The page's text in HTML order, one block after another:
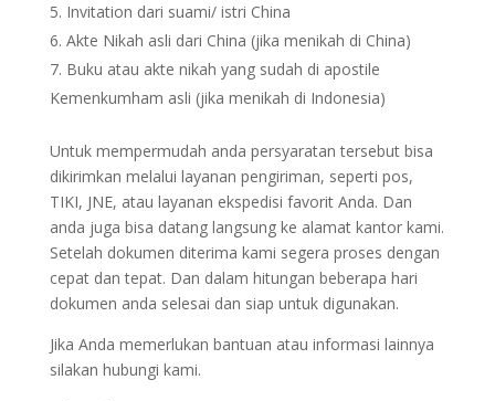
Invitation dari suami/ istri China
Akte Nikah asli dari China (jika menikah di China)
Buku atau akte nikah yang sudah di apostile
Kemenkumham asli (jika menikah di Indonesia)
Untuk mempermudah anda persyaratan tersebut bisa
dikirimkan melalui layanan pengiriman, seperti pos,
TIKI, JNE, atau layanan ekspedisi favorit Anda. Dan
anda juga bisa datang langsung ke alamat kantor kami.
Setelah dokumen diterima kami segera proses dengan
cepat dan tepat. Dan dalam hitungan beberapa hari
dokumen anda selesai dan siap untuk digunakan.
Jika Anda memerlukan bantuan atau informasi lainnya
silakan hubungi kami.